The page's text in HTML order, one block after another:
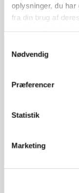
oplysninger, du
fra din brug af
Nødvendig
Præferencer
Statistik
Marketing
Fra mark til